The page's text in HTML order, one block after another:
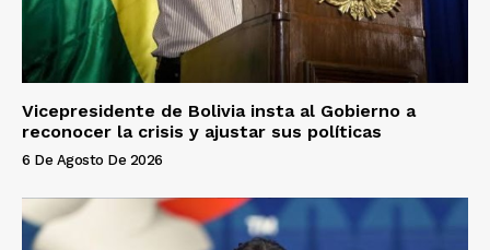
Vicepresidente de Bolivia insta al Gobierno a
reconocer la crisis y ajustar sus políticas
6 De Agosto De 2026